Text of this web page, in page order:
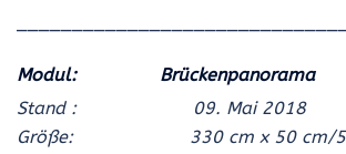
Modul: Brückenpanorama
Stand : 09. Mai2018
Größe: 330 cm x 50 cm/5-